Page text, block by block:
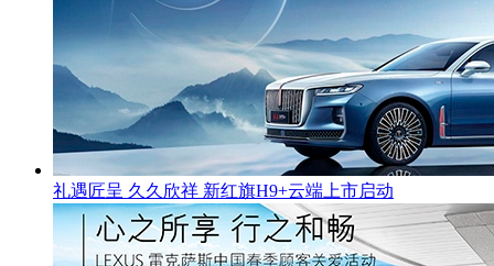
礼遇匠呈 久久欣祥 新红旗H9+云端上市启动